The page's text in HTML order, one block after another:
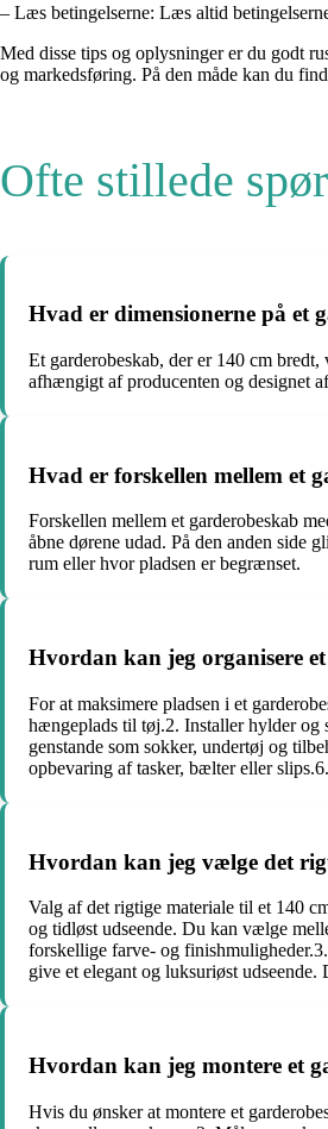
– Læs betingelserne: Læs altid
Med disse tips og oplysninger er du godt
og markedsføring. På den måde kan du
Ofte stillede
Hvad er dimensionerne på et
Et garderobeskab, der er 140 cm
afhængigt af producenten og designet
Hvad er forskellen mellem et
Forskellen mellem et garderobeskab
åbne dørene udad. På den anden side
rum eller hvor pladsen er begrænset.
Hvordan kan jeg organisere
For at maksimere pladsen i et
hængeplads til tøj.2. Installer hylder og
genstande som sokker, undertøj og
opbevaring af tasker, bælter eller
Hvordan kan jeg vælge det
Valg af det rigtige materiale til et 140
og tidløst udseende. Du kan vælge
forskellige farve- og
give et elegant og luksuriøst
Hvordan kan jeg montere et
Hvis du ønsker at montere et